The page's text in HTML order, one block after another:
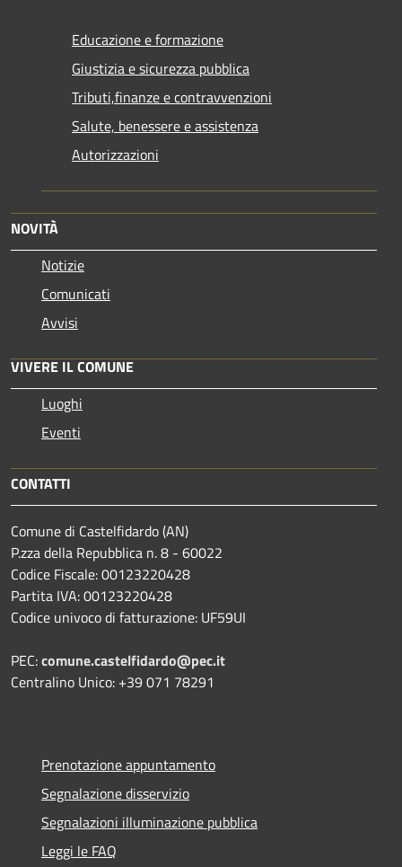
Educazione e formazione
Giustizia e sicurezza pubblica
Tributi,finanze e contravvenzioni
Salute, benessere e assistenza
Autorizzazioni
NOVITÀ
Notizie
Comunicati
Avvisi
VIVERE IL COMUNE
Luoghi
Eventi
CONTATTI
Comune di Castelfidardo (AN)
P.zza della Repubblica n. 8 - 60022
Codice Fiscale: 00123220428
Partita IVA: 00123220428
Codice univoco di fatturazione: UF59UI
PEC:comune.castelfidardo@pec.it
Centralino Unico: +39 071 78291
Prenotazione appuntamento
Segnalazione disservizio
Segnalazioni illuminazione pubblica
Leggi le FAQ